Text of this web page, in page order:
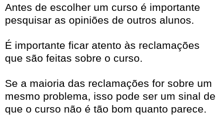
Antes de escolher um curso é importante
pesquisar as opiniões de outros alunos.
É importante ficar atento às reclamações
que são feitas sobre o curso.
Se a maioria das reclamações for sobre um
mesmo problema, isso pode ser um sinal de
que o curso não é tão bom quanto parece.